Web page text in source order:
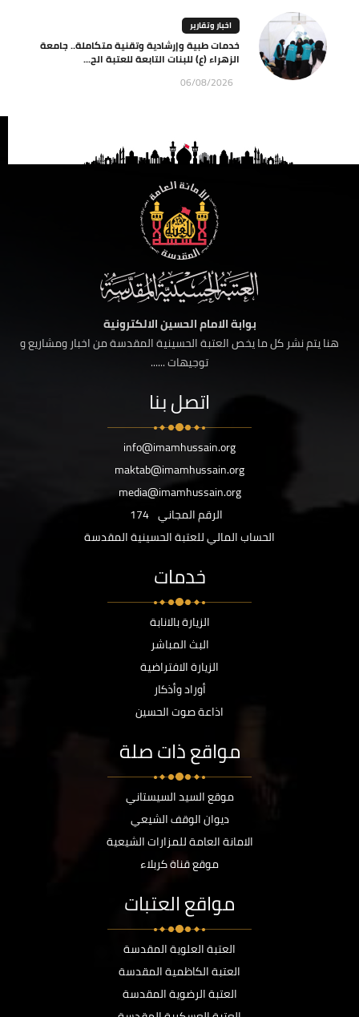
اخبار وتقارير
خدمات طبية وإرشادية وتقنية متكاملة.. جامعة
الزهراء (ع) للبنات التابعة للعتبة الح...
06/08/2026
بوابة الامام الحسين الالكترونية
هنا يتم نشر كل ما يخص العتبة الحسينية المقدسة من اخبار ومشاريع و
توجيهات ......
اتصل بنا
info@imamhussain.org
maktab@imamhussain.org
media@imamhussain.org
الرقم المجاني 174
الحساب المالي للعتبة الحسينية المقدسة
خدمات
الزيارة بالانابة
البث المباشر
الزيارة الافتراضية
أوراد وأذكار
اذاعة صوت الحسين
مواقع ذات صلة
موقع السيد السيستاني
ديوان الوقف الشيعي
الامانة العامة للمزارات الشيعية
موقع قناة كربلاء
مواقع العتبات
العتبة العلوية المقدسة
العتبة الكاظمية المقدسة
العتبة الرضوية المقدسة